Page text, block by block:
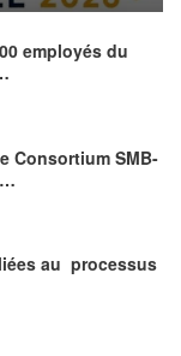
employés du
Consortium SMB-
au processus